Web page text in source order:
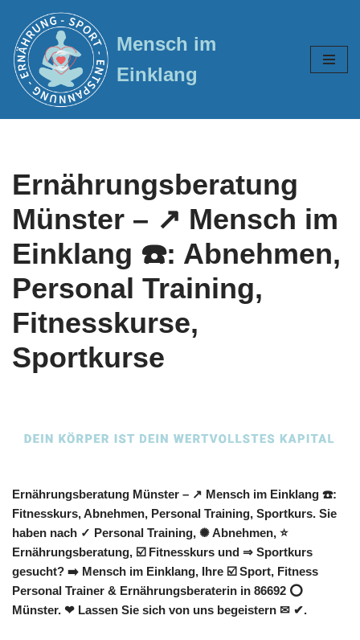
Zum
Inhalt
springen
Mensch im
Einklang
Ernährungsberatung
Münster – ↗️ Mensch im
Einklang ☎️: Abnehmen,
Personal Training,
Fitnesskurse,
Sportkurse
Ernährungsberatung Münster – ↗️ Mensch im Einklang ☎️:
Fitnesskurs, Abnehmen, Personal Training, Sportkurs. Sie
haben nach ✓ Personal Training, ✺ Abnehmen, ⭐
Ernährungsberatung, ☑️ Fitnesskurs und ⇒ Sportkurs
gesucht? ➡️ Mensch im Einklang, Ihre ☑️ Sport, Fitness
Personal Trainer & Ernährungsberaterin in 86692 ⭕
Münster. ❤ Lassen Sie sich von uns begeistern ✉ ✔.